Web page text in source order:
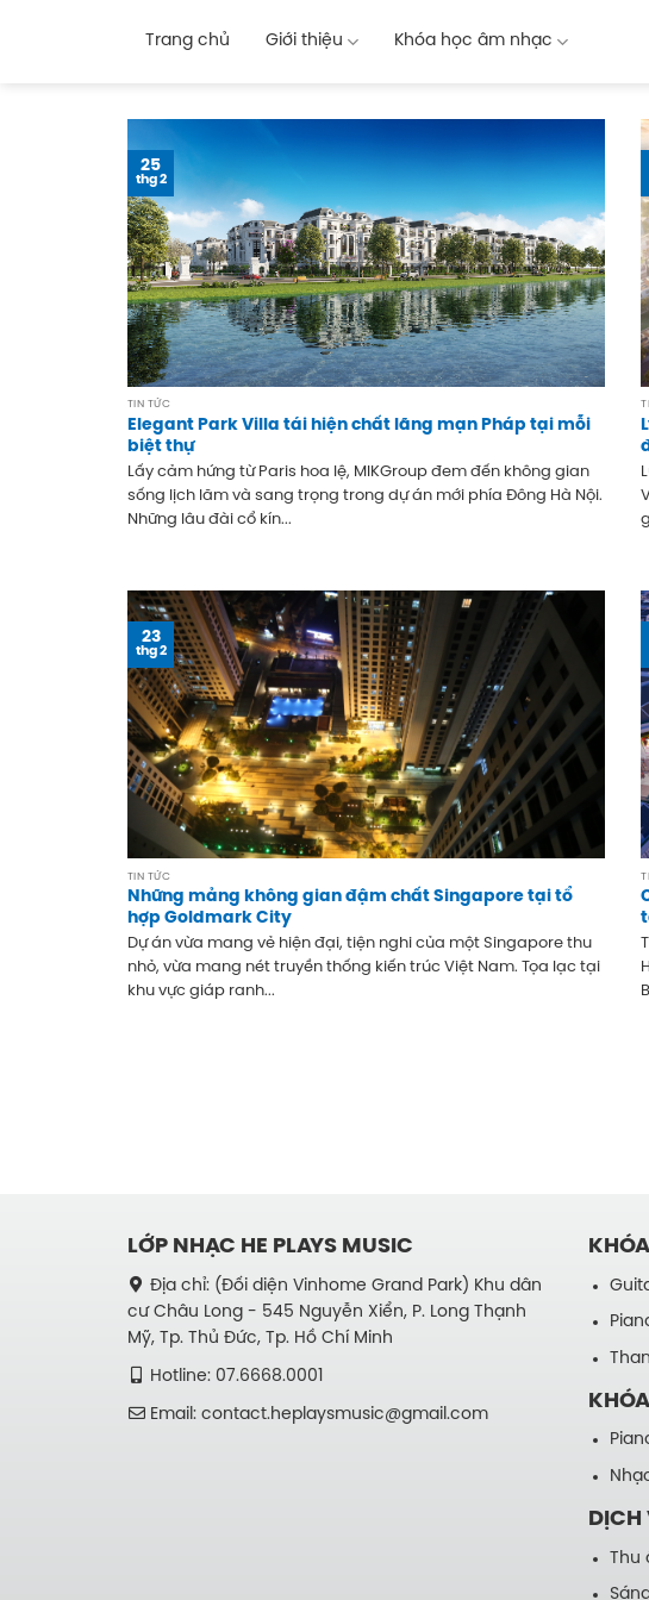
Trang chủ Giới thiệu Khóa học âm nhạc
25
thg 2
TIN TỨC
Elegant Park Villa tái hiện chất lãng mạn Pháp tại mỗi
biệt thự
Lấy cảm hứng từ Paris hoa lệ, MIKGroup đem đến không gian
sống lịch lãm và sang trọng trong dự án mới phía Đông Hà Nội.
Những lâu đài cổ kín...
23
thg 2
TIN TỨC
Những mảng không gian đậm chất Singapore tại tổ
hợp Goldmark City
Dự án vừa mang vẻ hiện đại, tiện nghi của một Singapore thu
nhỏ, vừa mang nét truyền thống kiến trúc Việt Nam. Tọa lạc tại
khu vực giáp ranh...
LỚP NHẠC HE PLAYS MUSIC
Địa chỉ: (Đối diện Vinhome Grand Park) Khu dân
cư Châu Long - 545 Nguyễn Xiển, P. Long Thạnh
Mỹ, Tp. Thủ Đức, Tp. Hồ Chí Minh
Hotline: 07.6668.0001
Email: contact.heplaysmusic@gmail.com
Thu